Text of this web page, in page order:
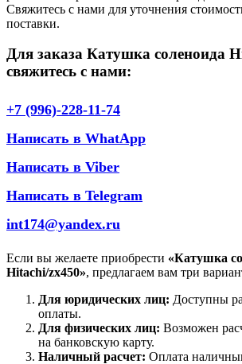
Свяжитесь с нами для уточнения
поставки.
Для заказа Катушка соленоида
свяжитесь с нами:
+7 (996)-228-11-74
Написать в WhatApp
Написать в Viber
Написать в Telegram
int174@yandex.ru
Если вы желаете приобрести «Катушка
Hitachi/zx450», предлагаем вам три
Для юридических лиц: Доступны
оплаты.
Для физических лиц: Возможен
на банковскую карту.
Наличный расчет: Оплата